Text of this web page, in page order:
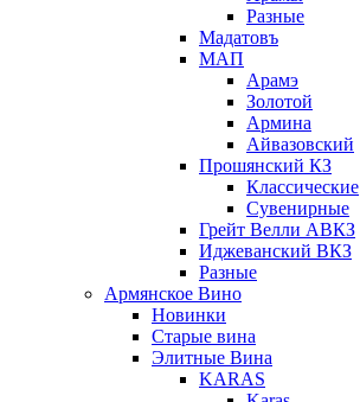
Разные
Мадатовъ
МАП
Арамэ
Золотой
Армина
Айвазовский
Прошянский КЗ
Классические
Сувенирные
Грейт Велли АВКЗ
Иджеванский ВКЗ
Разные
Армянское Вино
Новинки
Старые вина
Элитные Вина
KARAS